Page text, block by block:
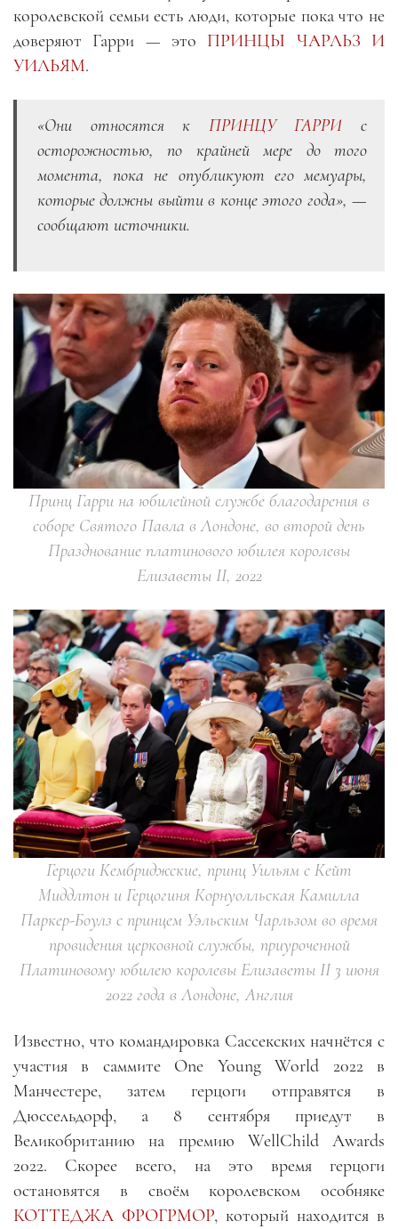
королевской семьи есть люди, которые пока что не
доверяют Гарри — это ПРИНЦЫ ЧАРЛЬЗ И
УИЛЬЯМ.
«Они относятся к ПРИНЦУ ГАРРИ с
осторожностью, по крайней мере до того
момента, пока не опубликуют его мемуары,
которые должны выйти в конце этого года», —
сообщают источники.
Принц Гарри на юбилейной службе благодарения в
соборе Святого Павла в Лондоне, во второй день
Празднование платинового юбилея королевы
Елизаветы II, 2022
Герцоги Кембриджские, принц Уильям c Кейт
Миддлтон и Герцогиня Корнуолльская Камилла
Паркер-Боулз с принцем Уэльским Чарльзом во время
провидения церковной службы, приуроченной
Платиновому юбилею королевы Елизаветы II 3 июня
2022 года в Лондоне, Англия
Известно, что командировка Сассекских начнётся с
участия в саммите One Young World 2022 в
Манчестере, затем герцоги отправятся в
Дюссельдорф, а 8 сентября приедут в
Великобританию на премию WellChild Awards
2022. Скорее всего, на это время герцоги
остановятся в своём королевском особняке
КОТТЕДЖА ФРОГРМОР, который находится в